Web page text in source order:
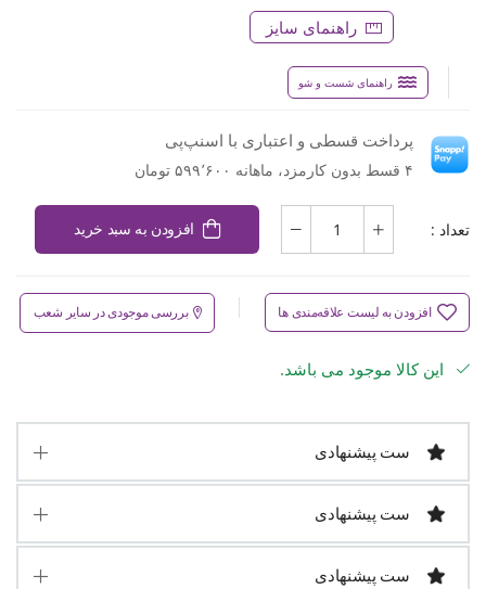
راهنمای سایز
راهنمای شست و شو
پرداخت قسطی و اعتباری با اسنپ‌پی
۴ قسط بدون کارمزد، ماهانه ۵۹۹٬۶۰۰ تومان
تعداد : افزودن به سبد خرید
افزودن به لیست علاقه‌مندی ها بررسی موجودی در سایر شعب
این کالا موجود می باشد.
ست پیشنهادی
ست پیشنهادی
ست پیشنهادی